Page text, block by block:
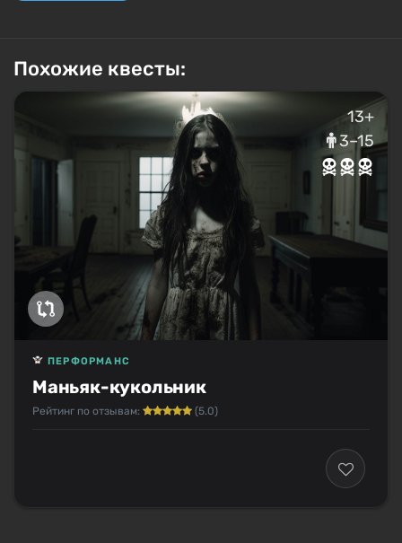
Похожие квесты:
13+
3–15
Маньяк-кукольник
ПЕРФОРМАНС
Рейтинг по отзывам: (5.0)